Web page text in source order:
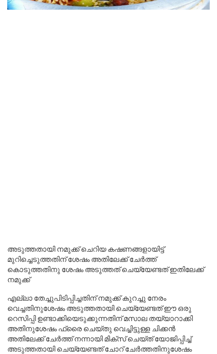
അടുത്തതായി നമുക്ക് ചെറിയ കഷണങ്ങളായിട്ട്
മുറിച്ചെടുത്തതിന് ശേഷം അതിലേക്ക് ചേർത്ത്
കൊടുത്തതിനു ശേഷം അടുത്തത് ചെയ്യേണ്ടത് ഇതിലേക്ക്
നമുക്ക്
എല്ലാ തേച്ചുപിടിപ്പിച്ചതിന് നമുക്ക് കുറച്ചു നേരം
വെച്ചതിനുശേഷം അടുത്തതായി ചെയ്യേണ്ടത് ഈ ഒരു
റെസിപ്പി ഉണ്ടാക്കിയെടുക്കുന്നതിന് മസാല തയ്യാറാക്കി
അതിനുശേഷം ഫ്രൈ ചെയ്തു വെച്ചിട്ടുള്ള ചിക്കൻ
അതിലേക്ക് ചേർത്ത് നന്നായി മിക്സ് ചെയ്ത് യോജിപ്പിച്ച്
അടുത്തതായി ചെയ്യേണ്ടത് ചോറ് ചേർത്തതിനുശേഷം